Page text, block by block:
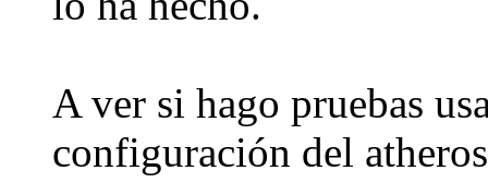
A ver si hago pruebas
configuración del